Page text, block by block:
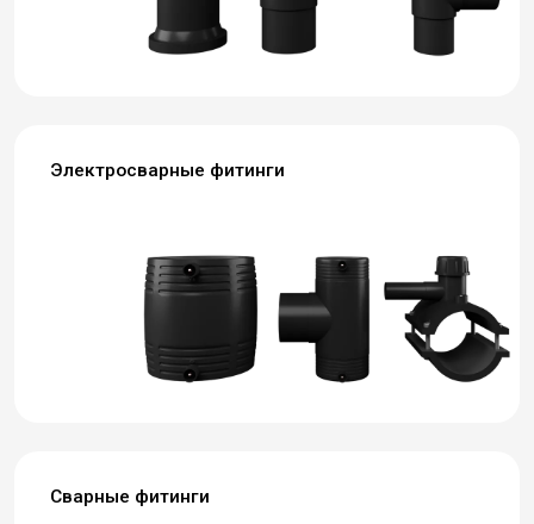
Электросварные фитинги
Сварные фитинги